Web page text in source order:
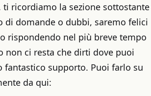
ti ricordiamo la sezione sottostante
di domande o dubbi, saremo felici
rispondendo nel più breve tempo
non ci resta che dirti dove puoi
fantastico supporto. Puoi farlo su
da qui: